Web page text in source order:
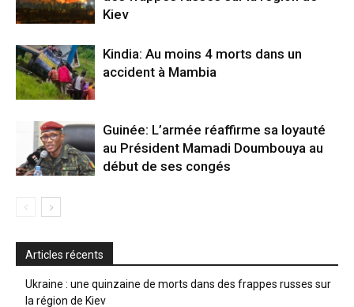
Kiev
Kindia: Au moins 4 morts dans un
accident à Mambia
Guinée: L’armée réaffirme sa loyauté
au Président Mamadi Doumbouya au
début de ses congés
Articles récents
Ukraine : une quinzaine de morts dans des frappes russes sur
la région de Kiev